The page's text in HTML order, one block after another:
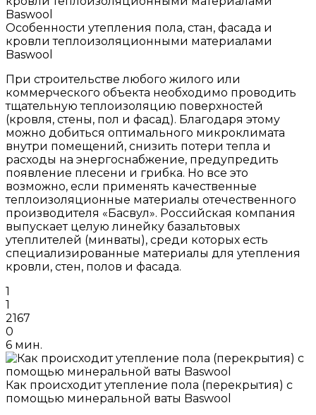
Особенности утепления пола, стан, фасада и
кровли теплоизоляционными материалами
Baswool
При строительстве любого жилого или
коммерческого объекта необходимо проводить
тщательную теплоизоляцию поверхностей
(кровля, стены, пол и фасад). Благодаря этому
можно добиться оптимального микроклимата
внутри помещений, снизить потери тепла и
расходы на энергоснабжение, предупредить
появление плесени и грибка. Но все это
возможно, если применять качественные
теплоизоляционные материалы отечественного
производителя «Басвул». Российская компания
выпускает целую линейку базальтовых
утеплителей (минваты), среди которых есть
специализированные материалы для утепления
кровли, стен, полов и фасада.
1
1
2167
0
6 мин.
Как происходит утепление пола (перекрытия) с
помощью минеральной ваты Baswool